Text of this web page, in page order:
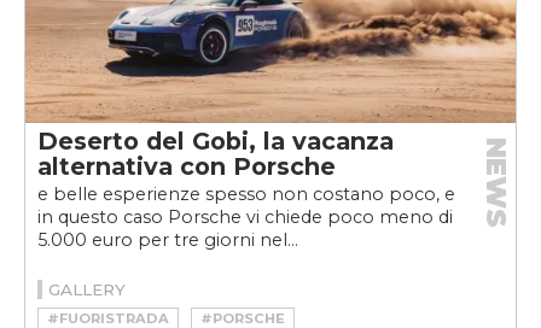
Deserto del Gobi, la vacanza
alternativa con Porsche
e belle esperienze spesso non costano poco, e
in questo caso Porsche vi chiede poco meno di
5.000 euro per tre giorni nel...
NEWS
GALLERY
#FUORISTRADA #PORSCHE